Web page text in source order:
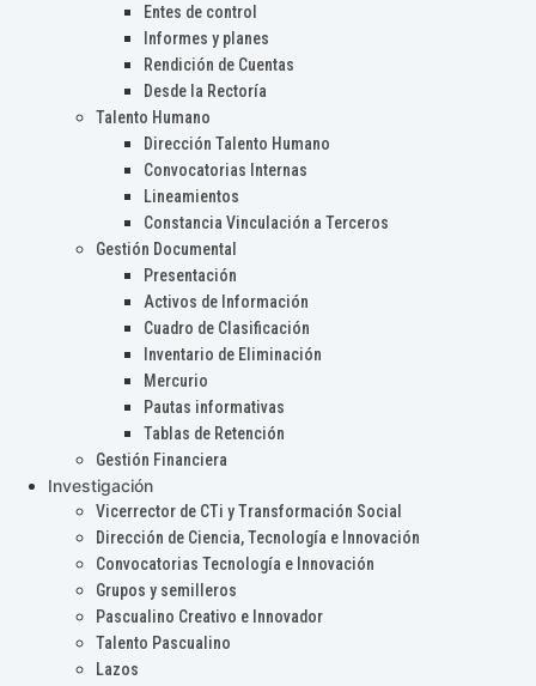
Entes de control
Informes y planes
Rendición de Cuentas
Desde la Rectoría
Talento Humano
Dirección Talento Humano
Convocatorias Internas
Lineamientos
Constancia Vinculación a Terceros
Gestión Documental
Presentación
Activos de Información
Cuadro de Clasificación
Inventario de Eliminación
Mercurio
Pautas informativas
Tablas de Retención
Gestión Financiera
Investigación
Vicerrector de CTi y Transformación Social
Dirección de Ciencia, Tecnología e Innovación
Convocatorias Tecnología e Innovación
Grupos y semilleros
Pascualino Creativo e Innovador
Talento Pascualino
Lazos